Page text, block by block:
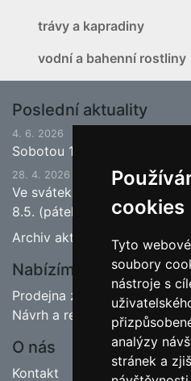
cookies
Tyto
soubory
nástroje s
analýzy
stránek a
trávy a kapradiny
vodní a bahenní rostliny
Poslední aktuality
4. 6. 2026
Sobotou 13.6.2026 bude
28. 4. 2026
Ve svátek 1.5. (pátek) bude
8.5. (pátek) bude otevřeno.
Archiv aktualit
Nabízíme
Prodejna zahradnictví
Návrh a realizace zahrad
O nás
Kontakt